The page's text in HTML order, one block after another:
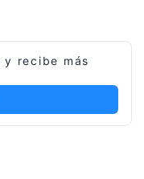
y recibe más